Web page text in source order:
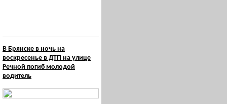
В Брянске в ночь на
воскресенье в ДТП на улице
Речной погиб молодой
водитель